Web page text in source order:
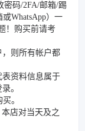
密码/2FA/邮箱/踢
WhatsApp）一
！购买前请考
则所有帐户都
资料信息属于
。
。
店对当天及之